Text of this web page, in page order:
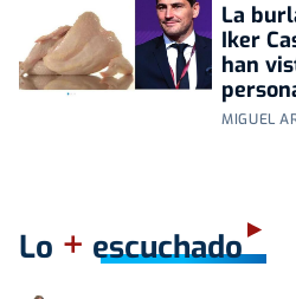
La
Iker
han
MIGUEL
Lo + escuchado